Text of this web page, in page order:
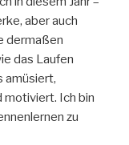
aber auch
dermaßen
das Laufen
amüsiert,
motiviert. Ich bin
zu